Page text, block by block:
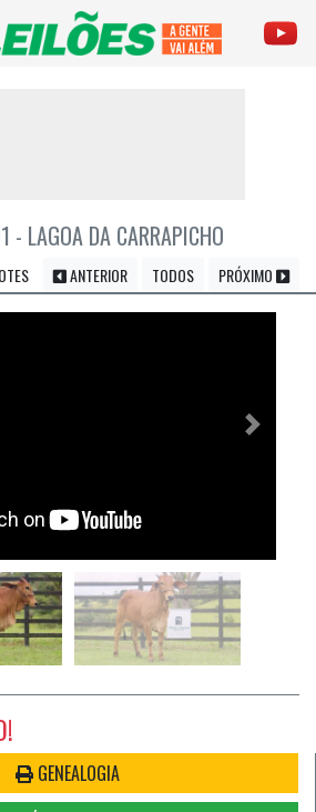
LAGOA DA CARRAPICHO
ANTERIOR TODOS PRÓXIMO
Próximo
GENEALOGIA